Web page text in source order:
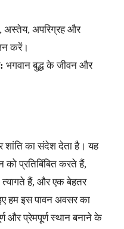
अस्तेय, अपरिग्रह और
करें।
भगवान बुद्ध के जीवन और
शांति का संदेश देता है। यह
प्रतिबिंबित करते हैं,
त्यागते हैं, और एक बेहतर
हम इस पावन अवसर का
और प्रेमपूर्ण स्थान बनाने के